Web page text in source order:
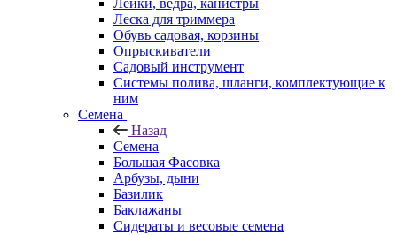
Лейки, ведра, канистры
Леска для триммера
Обувь садовая, корзины
Опрыскиватели
Садовый инструмент
Системы полива, шланги, комплектующие к
ним
Семена
Назад
Семена
Большая Фасовка
Арбузы, дыни
Базилик
Баклажаны
Сидераты и весовые семена